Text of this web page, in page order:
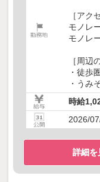
［アク
モノレ
モノレ
［周辺
・徒歩
・うみ
時給
2026/
詳細を